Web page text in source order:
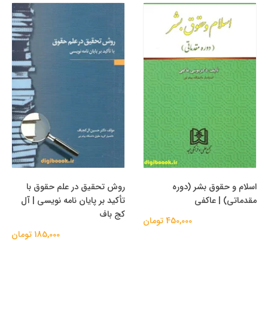
اسلام و حقوق بشر (دوره
مقدماتی) | عاکفی
450,000 تومان
روش تحقیق در علم حقوق با
تأکید بر پایان نامه نویسی | آل
کج باف
185,000 تومان